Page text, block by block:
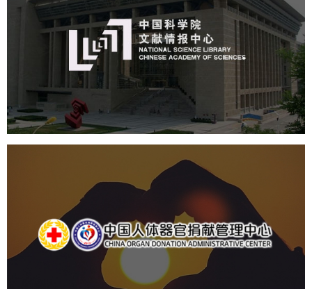
网站建设 虚拟展厅
数字博物馆建设
展厅空间设计
产品展厅设计
中国人体器官捐献管理中心
国企 品牌官网 网站建设